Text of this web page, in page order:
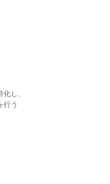
し、
行う